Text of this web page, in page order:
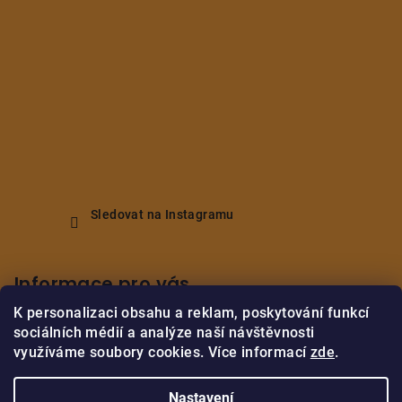
K personalizaci obsahu a reklam, poskytování funkcí
sociálních médií a analýze naší návštěvnosti
využíváme soubory cookies. Více informací zde.
Nastavení
Sledovat na Instagramu
Informace pro vás
Obchodní podmínky
Podmínky ochrany osobních údajů